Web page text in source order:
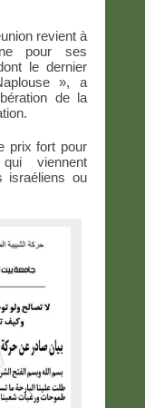
revient à
pour ses
le dernier
», a
de la
prix fort pour
viennent
israéliens ou